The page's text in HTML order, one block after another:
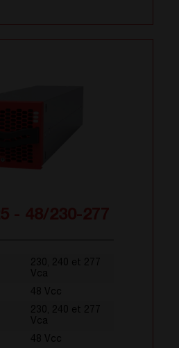
230, 240 et 277
Vca
48 Vcc
230, 240 et 277
Vca
48 Vcc